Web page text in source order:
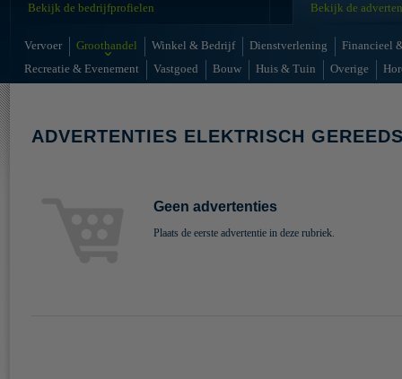
Bekijk de bedrijfprofielen Bekijk de
Vervoer Groothandel Winkel & Bedrijf Dienstverlening
Financieel
Recreatie & Evenement
Vastgoed Bouw Huis & Tuin Overige
ADVERTENTIES ELEKTRISCH
Geen advertenties
Plaats de eerste advertentie in deze rubriek.